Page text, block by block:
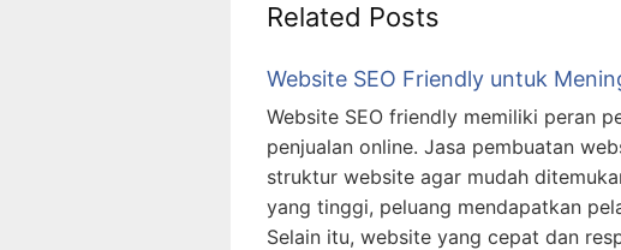
Related Posts
Website SEO Friendly untuk
Website SEO friendly memiliki peran
penjualan online. Jasa pembuatan
struktur website agar mudah
yang tinggi, peluang mendapatkan
Selain itu, website yang cepat dan